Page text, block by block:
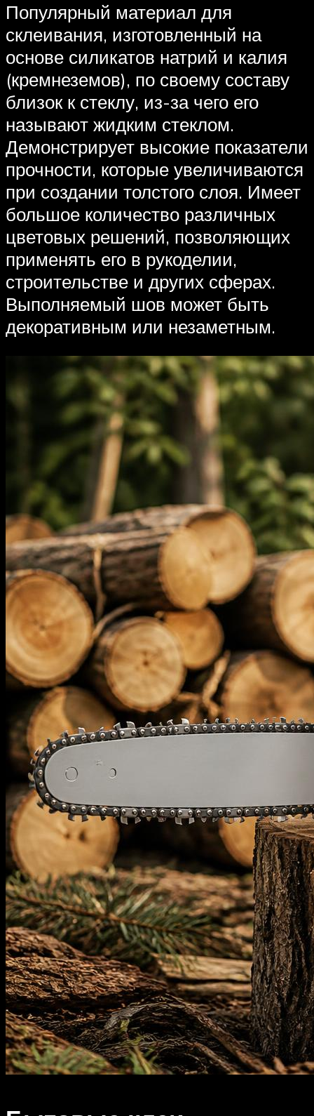
Популярный материал для
склеивания, изготовленный на
основе силикатов натрий и калия
(кремнеземов), по своему составу
близок к стеклу, из-за чего его
называют жидким стеклом.
Демонстрирует высокие показатели
прочности, которые увеличиваются
при создании толстого слоя. Имеет
большое количество различных
цветовых решений, позволяющих
применять его в рукоделии,
строительстве и других сферах.
Выполняемый шов может быть
декоративным или незаметным.